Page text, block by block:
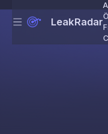
Menu LeakRadar